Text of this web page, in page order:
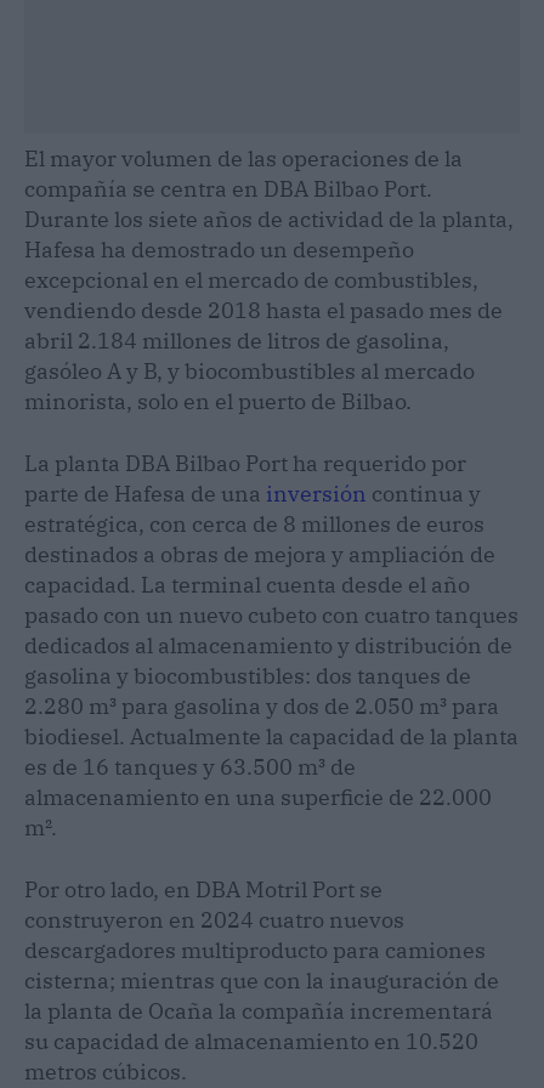
El mayor volumen de las operaciones de la
compañía se centra en DBA Bilbao Port.
Durante los siete años de actividad de la planta,
Hafesa ha demostrado un desempeño
excepcional en el mercado de combustibles,
vendiendo desde 2018 hasta el pasado mes de
abril 2.184 millones de litros de gasolina,
gasóleo A y B, y biocombustibles al mercado
minorista, solo en el puerto de Bilbao.
La planta DBA Bilbao Port ha requerido por
parte de Hafesa de una inversión continua y
estratégica, con cerca de 8 millones de euros
destinados a obras de mejora y ampliación de
capacidad. La terminal cuenta desde el año
pasado con un nuevo cubeto con cuatro tanques
dedicados al almacenamiento y distribución de
gasolina y biocombustibles: dos tanques de
2.280 m³ para gasolina y dos de 2.050 m³ para
biodiesel. Actualmente la capacidad de la planta
es de 16 tanques y 63.500 m³ de
almacenamiento en una superficie de 22.000
m².
Por otro lado, en DBA Motril Port se
construyeron en 2024 cuatro nuevos
descargadores multiproducto para camiones
cisterna; mientras que con la inauguración de
la planta de Ocaña la compañía incrementará
su capacidad de almacenamiento en 10.520
metros cúbicos.